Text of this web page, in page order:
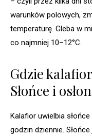
warunków polowych,
temperaturę. Gleba w
co najmniej 10–12°C.
Gdzie
Słońce i
Kalafior uwielbia
godzin dziennie.